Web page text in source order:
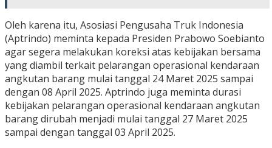
Oleh karena itu, Asosiasi Pengusaha Truk Indonesia
(Aptrindo) meminta kepada Presiden Prabowo Soebianto
agar segera melakukan koreksi atas kebijakan bersama
yang diambil terkait pelarangan operasional kendaraan
angkutan barang mulai tanggal 24 Maret 2025 sampai
dengan 08 April 2025. Aptrindo juga meminta durasi
kebijakan pelarangan operasional kendaraan angkutan
barang dirubah menjadi mulai tanggal 27 Maret 2025
sampai dengan tanggal 03 April 2025.